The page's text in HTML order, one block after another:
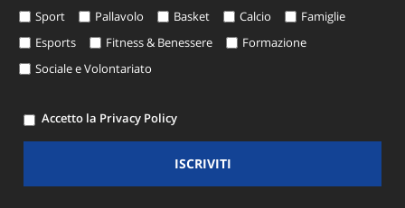
Sport
Pallavolo Basket Calcio
Famiglie
Esports
Fitness & Benessere
Formazione
Sociale e Volontariato
Accetto la Privacy Policy
ISCRIVITI